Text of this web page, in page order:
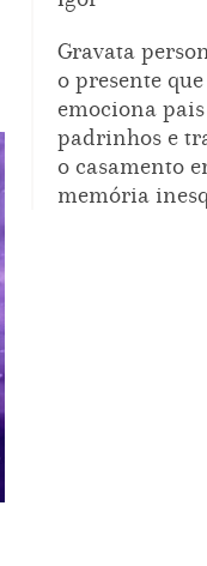
Gravata
o presente que
emociona
padrinhos e
o casamento
memória